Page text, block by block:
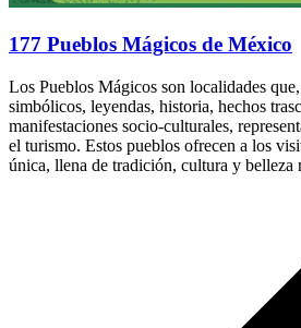
177 Pueblos Mágicos de México
Los Pueblos Mágicos son localidades
simbólicos, leyendas, historia, hechos
manifestaciones socio-culturales,
el turismo. Estos pueblos ofrecen a los
única, llena de tradición, cultura y belleza